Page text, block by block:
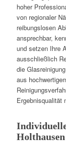
hoher
von regionaler
reibungslosen
ansprechbar,
und setzen Ihre
ausschließlich
die
aus
Ergebnisqualität